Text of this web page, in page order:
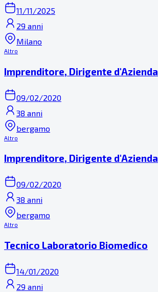
11/11/2025
29 anni
Milano
Altro
Imprenditore, Dirigente d'Azienda
09/02/2020
38 anni
bergamo
Altro
Imprenditore, Dirigente d'Azienda
09/02/2020
38 anni
bergamo
Altro
Tecnico Laboratorio Biomedico
14/01/2020
29 anni